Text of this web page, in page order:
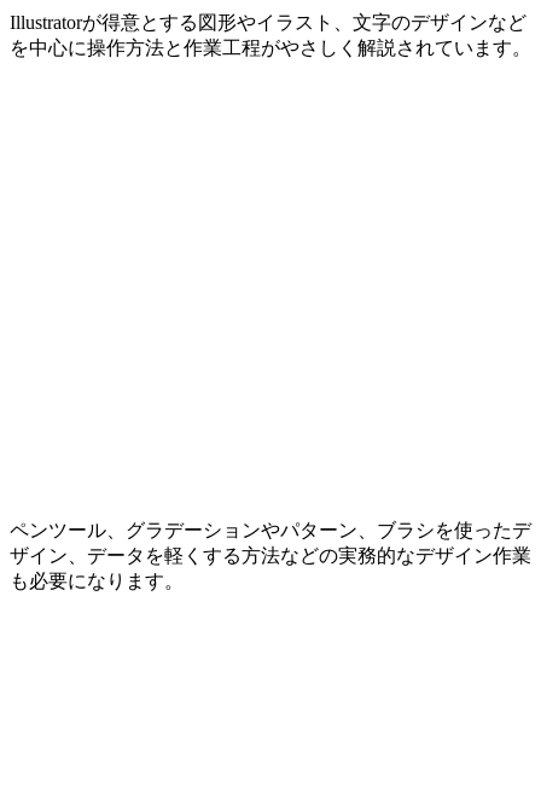
Illustratorが得意とする図形やイラスト、文字のデザインなど
を中心に操作方法と作業工程がやさしく解説されています。
ペンツール、グラデーションやパターン、ブラシを使ったデ
ザイン、データを軽くする方法などの実務的なデザイン作業
も必要になります。